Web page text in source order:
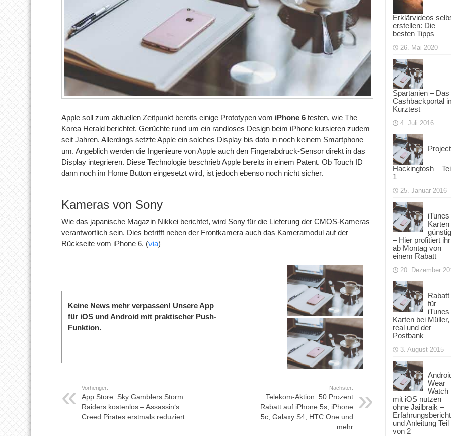
Apple soll zum aktuellen Zeitpunkt bereits einige Prototypen vom iPhone 6 testen, wie The
Korea Herald berichtet. Gerüchte rund um ein randloses Design beim iPhone kursieren zudem
seit Jahren. Allerdings setzte Apple ein solches Display bis dato in noch keinem Smartphone
um. Angeblich werden die Ingenieure von Apple auch den Fingerabdruck-Sensor direkt in das
Display integrieren. Diese Technologie beschrieb Apple bereits in einem Patent. Ob Touch ID
dann noch im Home Button eingesetzt wird, ist jedoch ebenso noch nicht sicher.
Kameras von Sony
Wie das japanische Magazin Nikkei berichtet, wird Sony für die Lieferung der CMOS-Kameras
verantwortlich sein. Dies betrifft neben der Frontkamera auch das Kameramodul auf der
Rückseite vom iPhone 6. (via)
Keine News mehr verpassen! Unsere App
für iOS und Android mit praktischer Push-
Funktion.
Vorheriger:
App Store: Sky Gamblers Storm
Raiders kostenlos – Assassin‘s
Creed Pirates erstmals reduziert
Nächster:
Telekom-Aktion: 50 Prozent
Rabatt auf iPhone 5s, iPhone
5c, Galaxy S4, HTC One und
mehr
Erklärvideos
erstellen: Die
besten Tipps
26. Mai 2020
Spartanien – Das
Cashbackportal
Kurztest
4. Juli 2016
Project
Hackingtosh –
1
25. Januar 2016
iTunes
Karten
– Hier profitiert ihr
ab Montag von
einem Rabatt
20. Dezember
Rabatt
für
iTunes
Karten bei Müller,
real und der
Postbank
3. August 2015
Wear
Watch
mit iOS nutzen
ohne Jailbraik –
Erfahrungsbericht
und Anleitung Teil
von 2